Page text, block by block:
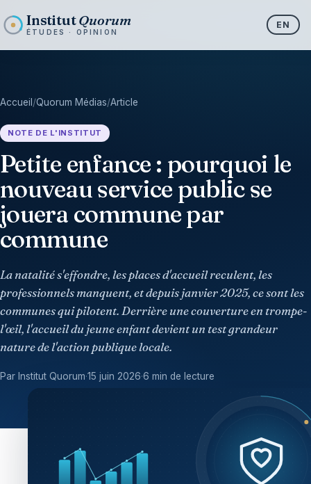
InstitutQuorum
ÉTUDES · OPINION
EN
Accueil /Quorum Médias/Article
NOTE DE L'INSTITUT
Petite enfance : pourquoi le
nouveau service public se
jouera commune par
commune
La natalité s'effondre, les places d'accueil reculent, les
professionnels manquent, et depuis janvier 2025, ce sont les
communes qui pilotent. Derrière une couverture en trompe-
l'œil, l'accueil du jeune enfant devient un test grandeur
nature de l'action publique locale.
Par Institut Quorum·15 juin 2026·6 min de lecture